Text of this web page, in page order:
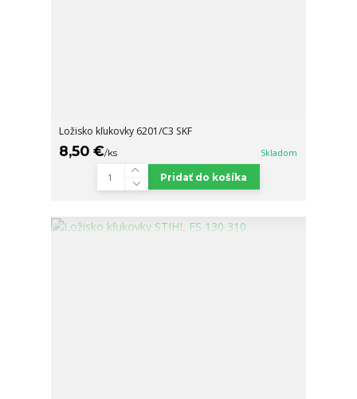
Ložisko kľukovky 6201/C3 SKF
8,50 €/ks Skladom
Pridať do košíka